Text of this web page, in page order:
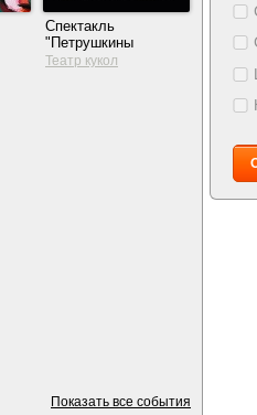
Спектакль
"Петрушкины
забавы"
Театр кукол
Показать все события